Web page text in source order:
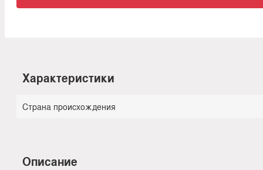
Характеристики
Страна происхождения
Описание